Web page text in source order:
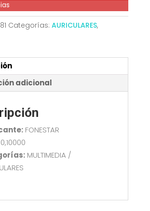
Categorías: AURICULARES,
adicional
FONESTAR
MULTIMEDIA /